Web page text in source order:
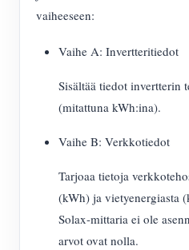
vaiheeseen:
Vaihe A: Invertteritiedot
Sisältää tiedot invertterin
(mitattuna kWh:ina).
Vaihe B: Verkkotiedot
Tarjoaa tietoja
(kWh) ja vietyenergiasta
Solax-mittaria ei ole
arvot ovat nolla.